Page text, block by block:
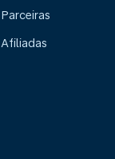
Parceiras
Afiliadas